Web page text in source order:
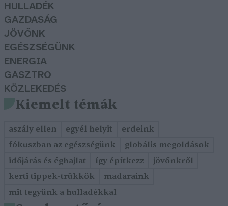
HULLADÉK
GAZDASÁG
JÖVŐNK
EGÉSZSÉGÜNK
ENERGIA
GASZTRO
KÖZLEKEDÉS
Kiemelt témák
aszály ellen egyél helyit
erdeink
fókuszban az egészségünk
globális megoldások
időjárás és éghajlat
így építkezz
jövőnkről
kerti tippek-trükkök
madaraink
mit tegyünk a hulladékkal